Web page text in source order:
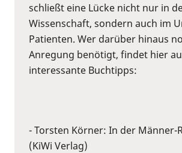
schließt eine Lücke nicht nur in
Wissenschaft, sondern auch im
Patienten. Wer darüber hinaus
Anregung benötigt, findet hier
interessante Buchtipps:
- Torsten Körner: In der Männer-
(KiWi Verlag)